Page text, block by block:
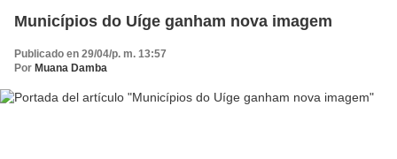
Municípios do Uíge ganham nova imagem
Publicado en 29/04/p. m. 13:57
Por Muana Damba